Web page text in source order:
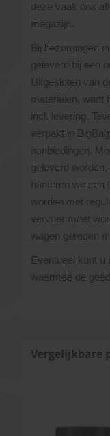
deze vaak ook
magazijn.
Bij bezorgingen
geleverd bij een
Uitgesloten van
materialen, want
incl. levering.
verpakt in
aanbiedingen.
geleverd
hanteren we een
worden met
vervoer moet
wagen gereden
Eventueel kunt u
waarmee de
Vergelijkbare